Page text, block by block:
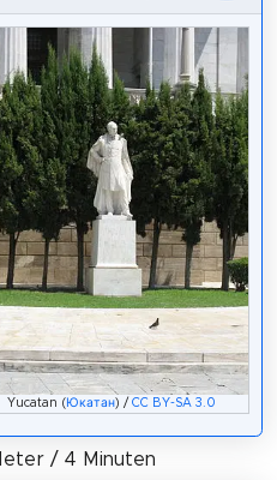
Yucatan ( Юкатан) / CC BY-SA 3.0
/ 4 Minuten